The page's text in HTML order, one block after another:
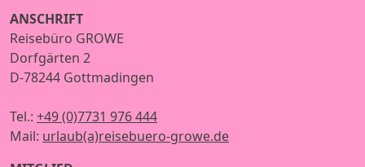
ANSCHRIFT
Reisebüro GROWE
Dorfgärten 2
D-78244 Gottmadingen
Tel.: +49 (0)7731 976 444
Mail: urlaub(a)reisebuero-growe.de